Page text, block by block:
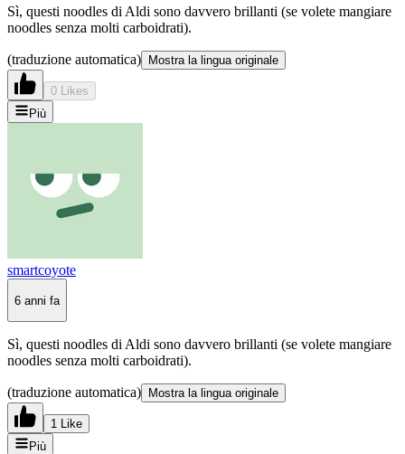
Sì, questi noodles di Aldi sono davvero brillanti (se volete mangiare
noodles senza molti carboidrati).
(traduzione automatica) Mostra la lingua originale
0 Likes
Più
smartcoyote
6 anni fa
Sì, questi noodles di Aldi sono davvero brillanti (se volete mangiare
noodles senza molti carboidrati).
(traduzione automatica) Mostra la lingua originale
1 Like
Più